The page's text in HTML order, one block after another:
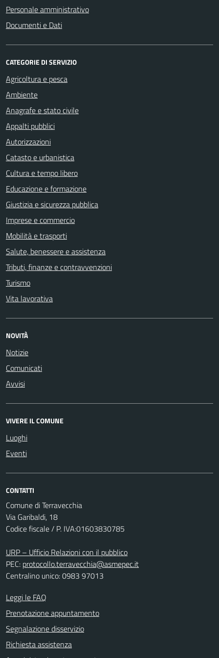
Personale amministrativo
Documenti e Dati
CATEGORIE DI SERVIZIO
Agricoltura e pesca
Ambiente
Anagrafe e stato civile
Appalti pubblici
Autorizzazioni
Catasto e urbanistica
Cultura e tempo libero
Educazione e formazione
Giustizia e sicurezza pubblica
Imprese e commercio
Mobilità e trasporti
Salute, benessere e assistenza
Tributi, finanze e contravvenzioni
Turismo
Vita lavorativa
NOVITÀ
Notizie
Comunicati
Avvisi
VIVERE IL COMUNE
Luoghi
Eventi
CONTATTI
Comune di Terravecchia
Via Garibaldi, 18
Codice fiscale / P. IVA:01603830785
URP – Ufficio Relazioni con il pubblico
PEC: protocollo.terravecchia@asmepec.it
Centralino unico: 0983 97013
Leggi le FAQ
Prenotazione appuntamento
Segnalazione disservizio
Richiesta assistenza